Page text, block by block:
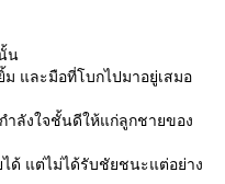
น
และมือที่โบกไปมาอยู่เสมอ
ำลังใจชั้นดีให้แก่ลูกชายของ
ด้ แต่ไม่ได้รับชัยชนะแต่อย่าง